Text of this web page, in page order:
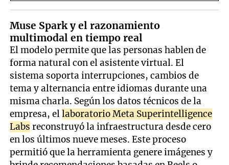
Muse Spark y el razonamiento
multimodal en tiempo real
El modelo permite que las personas hablen de
forma natural con el asistente virtual. El
sistema soporta interrupciones, cambios de
tema y alternancia entre idiomas durante una
misma charla. Según los datos técnicos de la
empresa, ellaboratorio Meta Superintelligence
Labs reconstruyó la infraestructura desde cero
en los últimos nueve meses. Este proceso
permitió que la herramienta genere imágenes y